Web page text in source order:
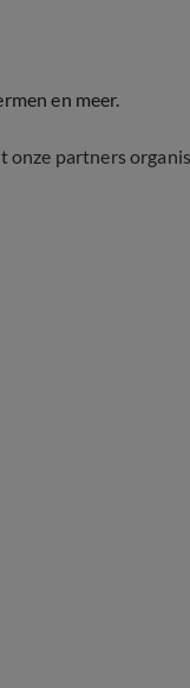
en meer.
partners